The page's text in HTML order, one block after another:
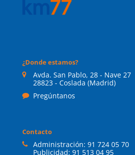
¿Donde estamos?
Avda. San Pablo, 28 - Nave 27
28823 - Coslada (Madrid)
Pregúntanos
Contacto
Administración: 91 724 05 70
Publicidad: 91 513 04 95